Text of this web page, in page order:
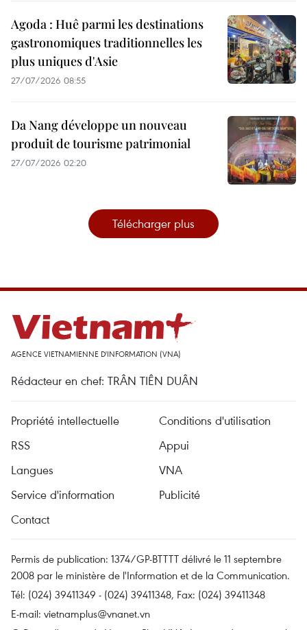
Agoda : Huê parmi les destinations
gastronomiques traditionnelles les
plus uniques d'Asie
27/07/2026 08:55
Da Nang développe un nouveau
produit de tourisme patrimonial
27/07/2026 02:20
Télécharger plus
AGENCE VIETNAMIENNE D'INFORMATION (VNA)
Rédacteur en chef: TRÂN TIÊN DUÂN
Propriété intellectuelle
Conditions d'utilisation
RSS
Appui
Langues
VNA
Service d'information
Publicité
Contact
Permis de publication: 1374/GP-BTTTT délivré le 11 septembre
2008 par le ministère de l'Information et de la Communication.
Tél: (024) 39411349 - (024) 39411348, Fax: (024) 39411348
E-mail: vietnamplus@vnanet.vn